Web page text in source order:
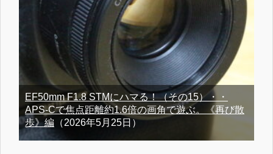
EF50mm F1.8 STMにハマる！（その15）・・
APS-Cで焦点距離約1.6倍の画角で遊ぶ。《再び散
歩》編 （2026年5月25日）